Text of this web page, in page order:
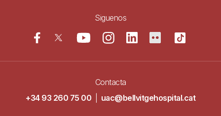
Siguenos
Contacta
+34 93 260 75 00
uac@bellvitgehospital.cat